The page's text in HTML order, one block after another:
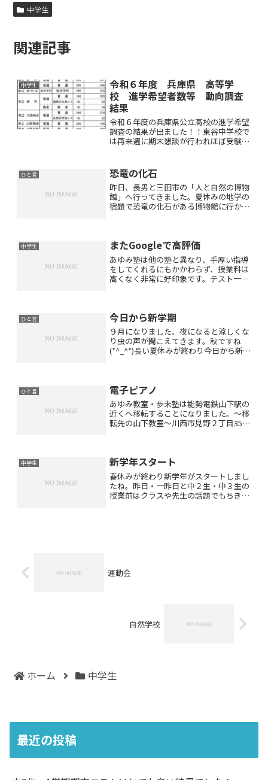
中学生
関連記事
中学生
令和６年度 兵庫県 高等学
校 進学希望者数等 動向調査
結果
令和６年度の兵庫県公立高校の進学希望
調査の結果が出ました！！東谷中学校で
は再来週に期末懇談が行われほぼ受験校
忙しいでしょうがどうぞよろしくお願い
いたしますm(_ _)m
ひと言 恐竜の化石
昨日、長男と三田市の「人と自然の博物
館」へ行ってきました。夏休みの地学の
宿題で恐竜の化石がある博物館に行かな
男は先日も友人と大...
中学生 またGoogleで高評価
あゆみ塾は他の塾と異なり、手厚い指導
をしてくれるにもかかわらず、授業料は
高くなく非常に好印象です。テスト一週
ず、部活をしていても取り組...
ひと言 今日から新学期
９月になりました。夜になると涼しくな
り虫の声が聞こえてきます。秋ですね
(*^_^*)長い夏休みが終わり今日から新学
ほっとされているか...
ひと言 電子ピアノ
あゆみ教室・歩未塾は能勢電鉄山下駅の
近くへ移転することになりました。〜移
転先の山下教室〜川西市見野２丁目35ー
ります。生徒のみなさ...
中学生 新学年スタート
春休みが終わり新学年がスタートしまし
たね。昨日・一昨日と中２生・中３生の
授業前はクラスや先生の話題でもちきり
運動会
自然学校
ホーム 中学生
最近の投稿